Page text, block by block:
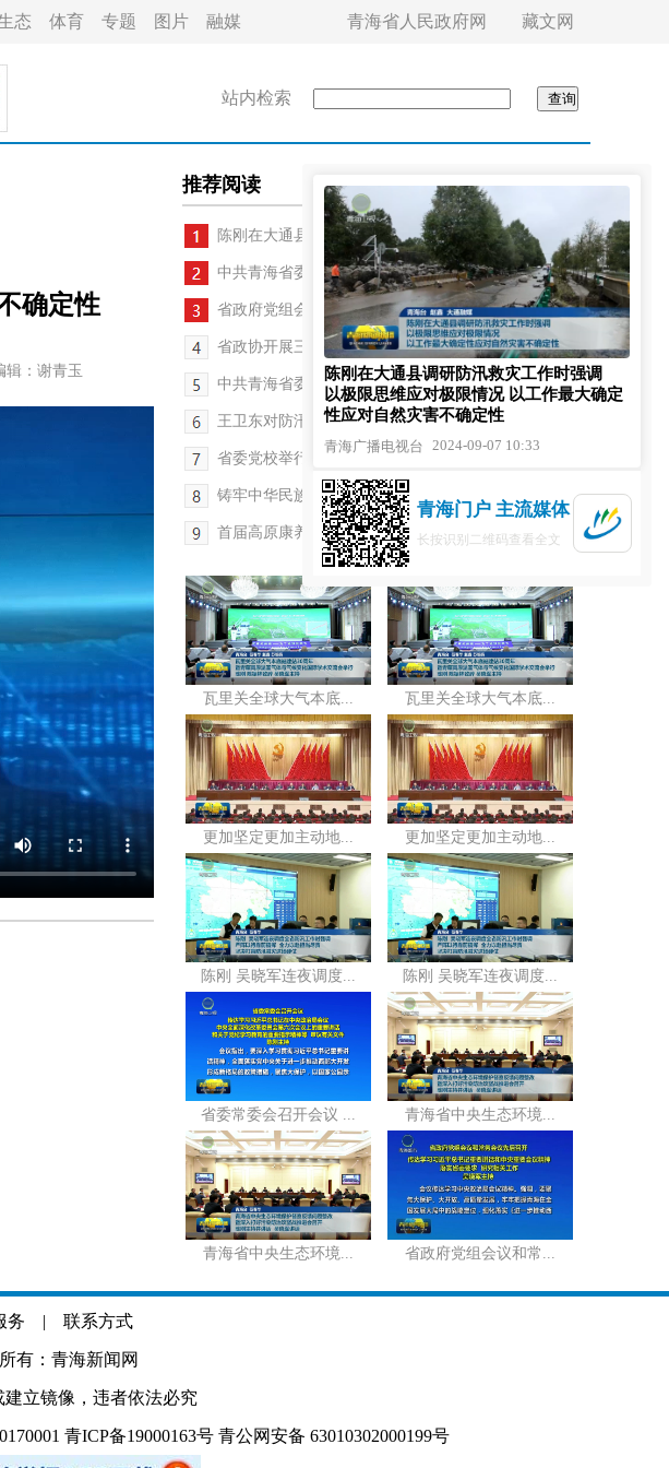
态 体育 专题 图片 融媒 青海省人民政府网 藏文网
站内检索
确定性
辑：谢青玉
推荐阅读
陈刚在大通县调研防汛救灾工作
中共青海省委十四届七次全会举行
省政府党组会议召开 吴晓军主持并讲话
省政协开展三级政协委员活动日
中共青海省委召开党外人士座谈会
王卫东对防汛救灾工作再安排再部署再要求
省委党校举行2024年秋季学期开学典礼
铸牢中华民族共同体意识论坛在西宁开幕
首届高原康养医学学术研讨会召开
瓦里关全球大气本底...
更加坚定更加主动地...
陈刚 吴晓军连夜调度...
省委常委会召开会议 ...
青海省中央生态环境...
瓦里关全球大气本底...
更加坚定更加主动地...
陈刚 吴晓军连夜调度...
青海省中央生态环境...
省政府党组会议和常...
务 | 联系方式
有：青海新闻网
立镜像，违者依法必究
青ICP备19000163号 青公网安备 63010302000199号
陈刚在大通县调研防汛救灾工作时强调
以极限思维应对极限情况 以工作最大确定
性应对自然灾害不确定性
青海广播电视台 2024-09-07 10:33
青海门户 主流媒体
长按识别二维码查看全文